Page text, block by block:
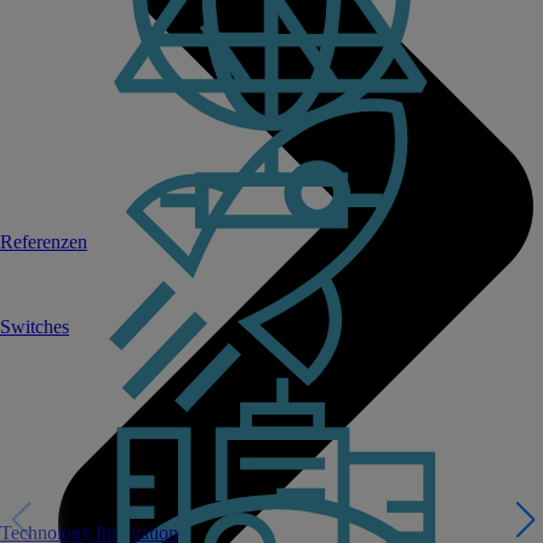
Switches
Technology Innovation
Referenzen